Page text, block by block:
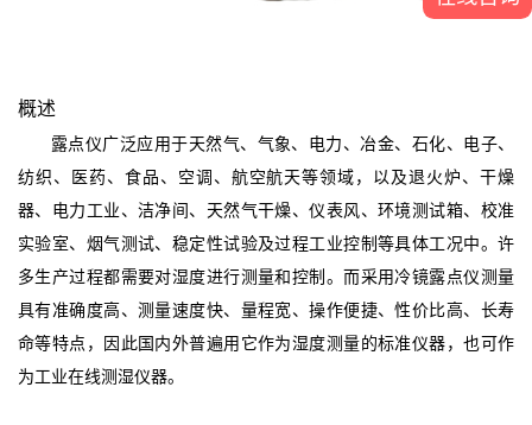
概述
露点仪广泛应用于天然气、气象、电力、冶金、石化、电子、
纺织、医药、食品、空调、航空航天等领域，以及退火炉、干燥
器、电力工业、洁净间、天然气干燥、仪表风、环境测试箱、校准
实验室、烟气测试、稳定性试验及过程工业控制等具体工况中。许
多生产过程都需要对湿度进行测量和控制。而采用冷镜露点仪测量
具有准确度高、测量速度快、量程宽、操作便捷、性价比高、长寿
命等特点，因此国内外普遍用它作为湿度测量的标准仪器，也可作
为工业在线测湿仪器。